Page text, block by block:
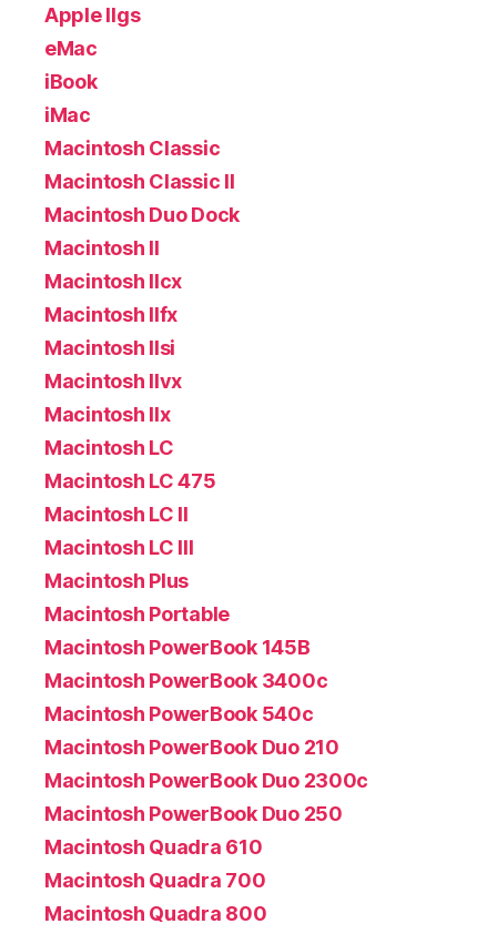
Apple IIgs
eMac
iBook
iMac
Macintosh Classic
Macintosh Classic II
Macintosh Duo Dock
Macintosh II
Macintosh IIcx
Macintosh IIfx
Macintosh IIsi
Macintosh IIvx
Macintosh IIx
Macintosh LC
Macintosh LC 475
Macintosh LC II
Macintosh LC III
Macintosh Plus
Macintosh Portable
Macintosh PowerBook 145B
Macintosh PowerBook 3400c
Macintosh PowerBook 540c
Macintosh PowerBook Duo 210
Macintosh PowerBook Duo 2300c
Macintosh PowerBook Duo 250
Macintosh Quadra 610
Macintosh Quadra 700
Macintosh Quadra 800